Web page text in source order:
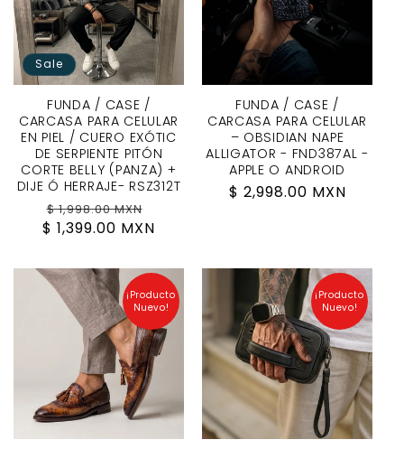
Sale
FUNDA / CASE /
CARCASA PARA CELULAR
EN PIEL / CUERO EXÓTIC
DE SERPIENTE PITÓN
CORTE BELLY (PANZA) +
DIJE Ó HERRAJE- RSZ312T
Regular
price
$ 1,998.00 MXN
price
$ 1,399.00 MXN
FUNDA / CASE /
CARCASA PARA CELULAR
– OBSIDIAN NAPE
ALLIGATOR - FND387AL -
APPLE O ANDROID
Regular
$ 2,998.00 MXN
¡Producto
Nuevo!
¡Producto
Nuevo!